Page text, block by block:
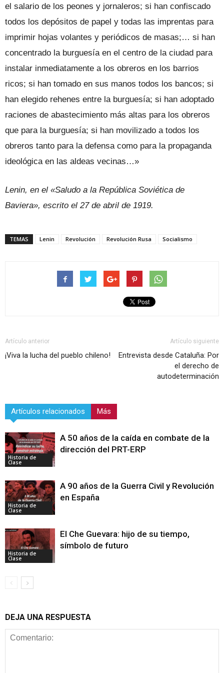
el salario de los peones y jornaleros; si han confiscado
todos los depósitos de papel y todas las imprentas para
imprimir hojas volantes y periódicos de masas;… si han
concentrado la burguesía en el centro de la ciudad para
instalar inmediatamente a los obreros en los barrios
ricos; si han tomado en sus manos todos los bancos; si
han elegido rehenes entre la burguesía; si han adoptado
raciones de abastecimiento más altas para los obreros
que para la burguesía; si han movilizado a todos los
obreros tanto para la defensa como para la propaganda
ideológica en las aldeas vecinas…»
Lenin, en el «Saludo a la República Soviética de
Baviera», escrito el 27 de abril de 1919.
TEMAS Lenin Revolución Revolución Rusa Socialismo
Artículo anterior
¡Viva la lucha del pueblo chileno!
Artículo siguiente
Entrevista desde Cataluña: Por
el derecho de
autodeterminación
Artículos relacionados Más
Historia de
Clase
A 50 años de la caída en combate de la
dirección del PRT-ERP
Historia de
Clase
A 90 años de la Guerra Civil y Revolución
en España
Historia de
Clase
El Che Guevara: hijo de su tiempo,
símbolo de futuro
DEJA UNA RESPUESTA